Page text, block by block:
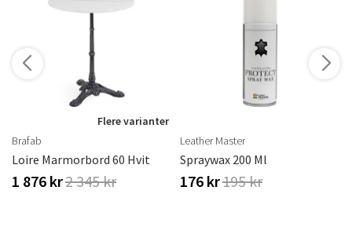
Flere varianter
Brafab
Loire Marmorbord 60 Hvit
1 876 kr2 345 kr
Leather Master
Spraywax 200 Ml
176 kr195 kr